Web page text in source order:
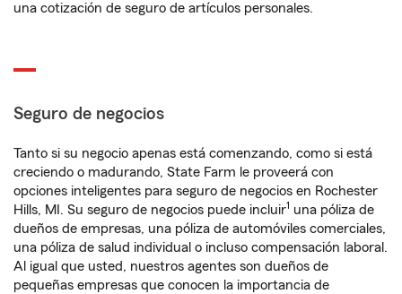
una cotización de seguro de artículos personales.
Seguro de negocios
Tanto si su negocio apenas está comenzando, como si está
creciendo o madurando, State Farm le proveerá con
opciones inteligentes para seguro de negocios en Rochester
Hills, MI. Su seguro de negocios puede incluir1 una póliza de
dueños de empresas, una póliza de automóviles comerciales,
una póliza de salud individual o incluso compensación laboral.
Al igual que usted, nuestros agentes son dueños de
pequeñas empresas que conocen la importancia de